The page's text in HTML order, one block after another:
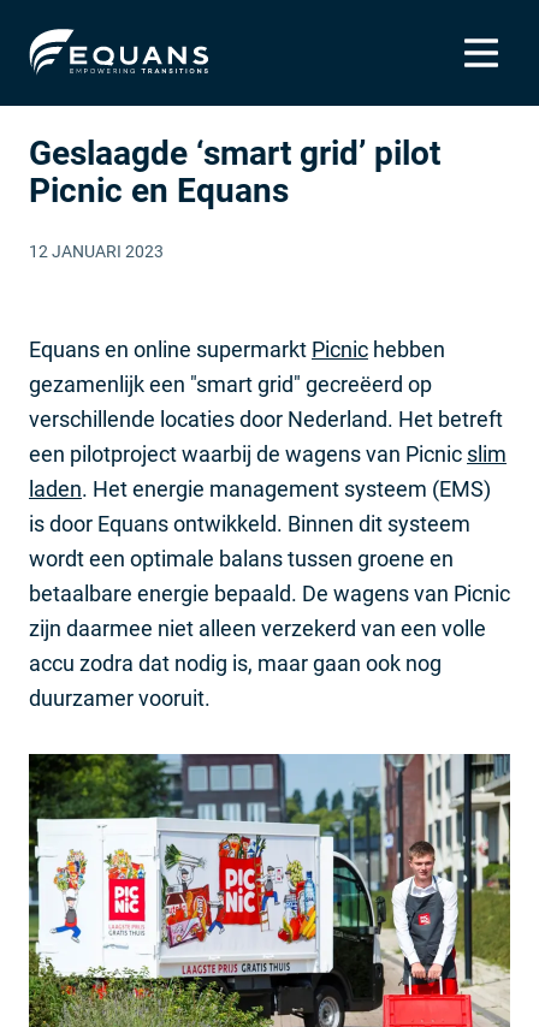
Geslaagde ‘smart grid’ pilot
Picnic en Equans
12 JANUARI 2023
Equans en online supermarkt Picnic hebben
gezamenlijk een "smart grid" gecreëerd op
verschillende locaties door Nederland. Het betreft
een pilotproject waarbij de wagens van Picnic slim
laden. Het energie management systeem (EMS)
is door Equans ontwikkeld. Binnen dit systeem
wordt een optimale balans tussen groene en
betaalbare energie bepaald. De wagens van Picnic
zijn daarmee niet alleen verzekerd van een volle
accu zodra dat nodig is, maar gaan ook nog
duurzamer vooruit.